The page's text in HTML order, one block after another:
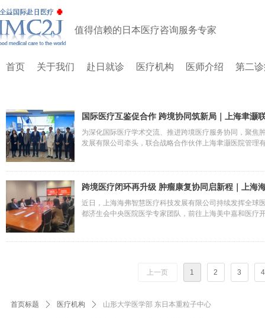
首页 关于我们 赴日就诊 医疗机构 医师介绍 第二
值得信赖的日本医疗咨询服务专家
首页标题 ꄲ 医疗机构 ꄲ 山形大学医学部 东日本重粒子中心
国际医疗互鉴促合作 跨境协同筑新局｜上海聿灏
医学中心
为深化国际医疗学术交流、推进跨境医疗服务协同，聚焦
发展有限公司牵头，联合战略合作伙伴上海聿灏医院管理
跨境医疗闭环再升级 肿瘤康复协同启新程｜上海
新虹桥国际门诊部
近日，上海海弗智慧医疗科技发展有限公司持续发挥全球
都济生会中央医院医学专家团队，前往上海美中嘉和医疗
上一页 1 2 3 4